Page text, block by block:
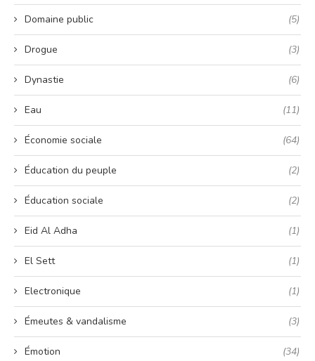
Domaine public (5)
Drogue (3)
Dynastie (6)
Eau (11)
Économie sociale (64)
Éducation du peuple (2)
Éducation sociale (2)
Eid Al Adha (1)
El Sett (1)
Electronique (1)
Émeutes & vandalisme (3)
Émotion (34)